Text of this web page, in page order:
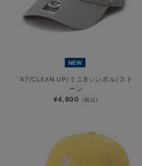
NEW
’47/CLEAN UP/ミニBシンボル/スト
ーン
¥4,800 (税込)